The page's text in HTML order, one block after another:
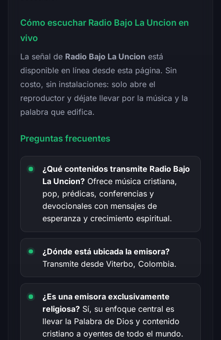
Cómo escuchar Radio Bajo La Uncion en
vivo
La señal de Radio Bajo La Uncion está
disponible en línea desde esta página. Sin
costo, sin instalaciones: solo abre el
reproductor y déjate llevar por la música y la
palabra que edifica.
Preguntas frecuentes
¿Qué contenidos transmite Radio Bajo
La Uncion? Ofrece música cristiana,
pop, prédicas, conferencias y
devocionales con mensajes de
esperanza y crecimiento espiritual.
¿Dónde está ubicada la emisora?
Transmite desde Viterbo, Colombia.
¿Es una emisora exclusivamente
religiosa? Sí, su enfoque central es
llevar la Palabra de Dios y contenido
cristiano a oyentes de todo el mundo.